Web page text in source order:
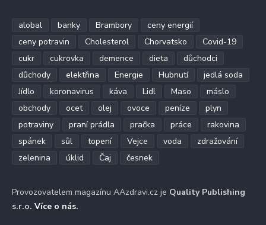
alobal banky Brambory
ceny energií
ceny potravin
Cholesterol Chorvatsko
Covid-19
cukr
cukrovka demence dieta
důchodci
důchody
elektřina Energie Hubnutí
jedlá soda
Jídlo
koronavirus káva Lidl Maso
máslo
obchody
ocet olej ovoce peníze
plyn
potraviny
praní prádla pračka práce
rakovina
spánek
sůl topení Vejce voda
zdražování
zelenina
úklid Čaj česnek
Provozovatelem magazínu AAzdravi.cz je Quality Publishing
s.r.o. Více o nás.